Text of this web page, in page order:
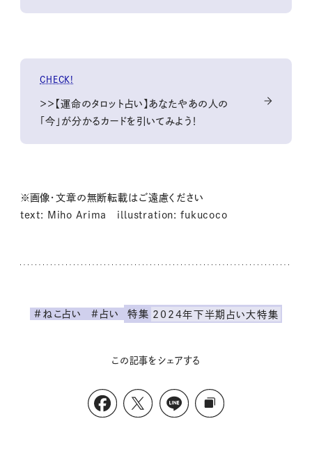
CHECK!
＞＞【運命のタロット占い】あなたやあの人の
「今」が分かるカードを引いてみよう！
※画像・文章の無断転載はご遠慮ください
text: Miho Arima illustration: fukucoco
#ねこ占い #占い 特集 2024年下半期占い大特集
この記事をシェアする